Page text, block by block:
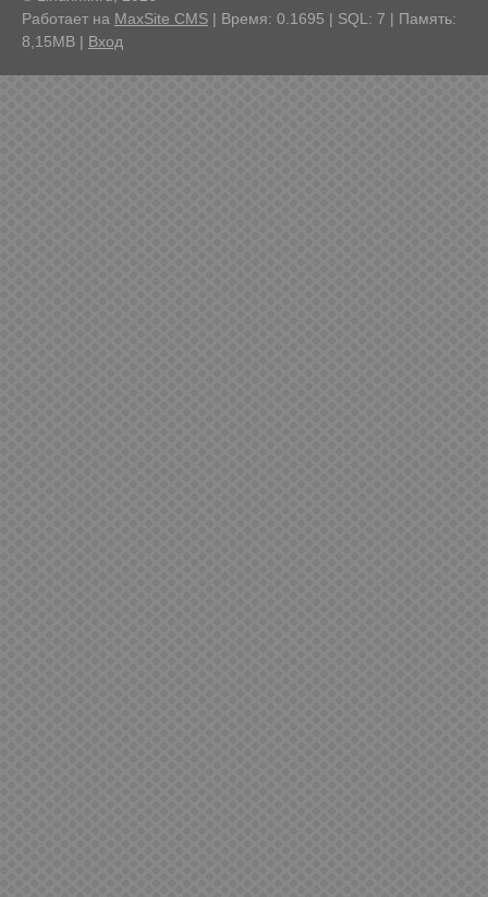
Работает на MaxSite CMS | Время: 0.1695 | SQL: 7 | Память:
8,15MB | Вход